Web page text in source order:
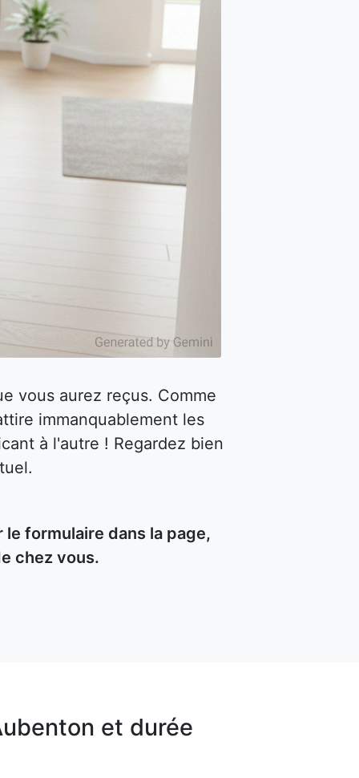
vous aurez reçus. Comme
immanquablement les
à l'autre ! Regardez bien
formulaire dans la page,
chez vous.
et durée